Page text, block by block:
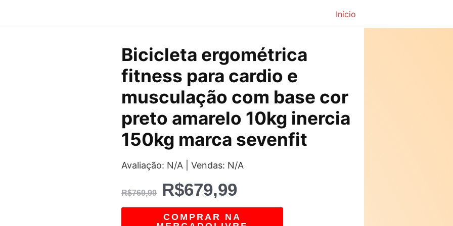
Início
Bicicleta ergométrica
fitness para cardio e
musculação com base cor
preto amarelo 10kg inercia
150kg marca sevenfit
Avaliação: N/A | Vendas: N/A
R$769,99
O
preço
original
era:
R$769,99.
R$679,99
O
preço
atual
é:
R$679,99.
COMPRAR NA